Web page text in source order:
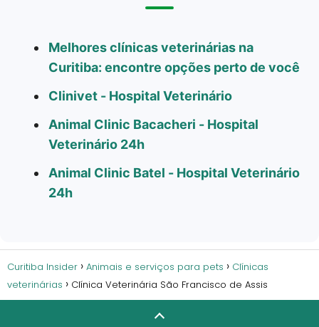
Melhores clínicas veterinárias na
Curitiba: encontre opções perto de você
Clinivet - Hospital Veterinário
Animal Clinic Bacacheri - Hospital
Veterinário 24h
Animal Clinic Batel - Hospital Veterinário
24h
Curitiba Insider Animais e serviços para pets
Clínicas
veterinárias
Clínica Veterinária São Francisco de Assis